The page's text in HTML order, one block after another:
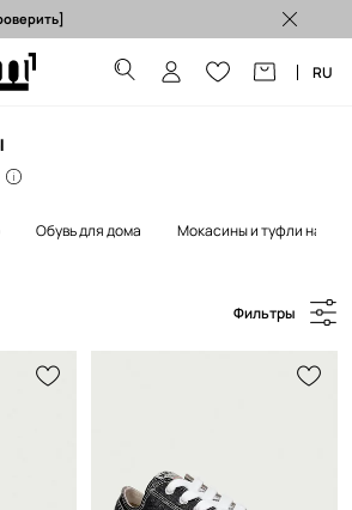
доставка из ЕС (от 3500 грн) >
RU
обувь для дома мокасины и туфли на
Фильтры